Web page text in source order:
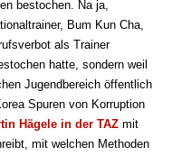
bestochen. Na ja,
Bum Kun Cha,
als Trainer
hatte, sondern weil
Jugendbereich öffentlich
Spuren von Korruption
Hägele in der TAZ mit
mit welchen Methoden